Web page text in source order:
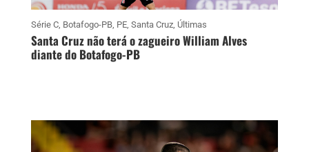
Série C, Botafogo-PB, PE, Santa Cruz, Últimas
Santa Cruz não terá o zagueiro William Alves
diante do Botafogo-PB